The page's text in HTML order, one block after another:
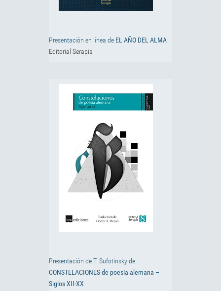
Presentación en línea de EL AÑO DEL ALMA
Editorial Serapis
Presentación de T. Sufotinsky de
CONSTELACIONES de poesía alemana –
Siglos XII-XX